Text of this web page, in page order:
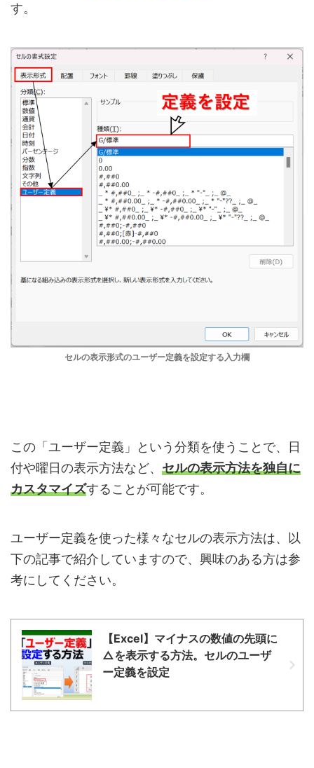
す。
セルの表示形式のユーザー定義を設定する入力欄
この「ユーザー定義」という分類を使うことで、日
付や曜日の表示方法など、 セルの表示方法を独自に
カスタマイズすることが可能です。
ユーザー定義を使った様々なセルの表示方法は、以
下の記事で紹介していますので、興味のある方は参
考にしてください。
【Excel】マイナスの数値の先頭に
△を表示する方法。セルのユーザ
ー定義を設定